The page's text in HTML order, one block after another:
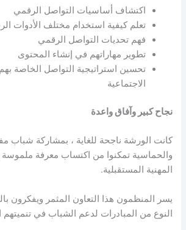
اكتشاف أساسيات التواصل الرقمي
تعلم كيفية استخدام مختلف الأدوات
فهم تحديات التواصل الرقمي
تطوير مهاراتهم في إنشاء المحتوى
تحسين استراتيجية التواصل الخاصة
الاجتماعية
نجاح كبير وآفاق واعدة
كانت الورشة ناجحة للغاية ، بمشاركة شباب
والحماسية تمكنوا من اكتساب معرفة
المهنية المستقبلية.
يسر المنظمون هذا التعاون المثمر ويفكرون
النوع من المبادرات لدعم الشباب في تنميتهم